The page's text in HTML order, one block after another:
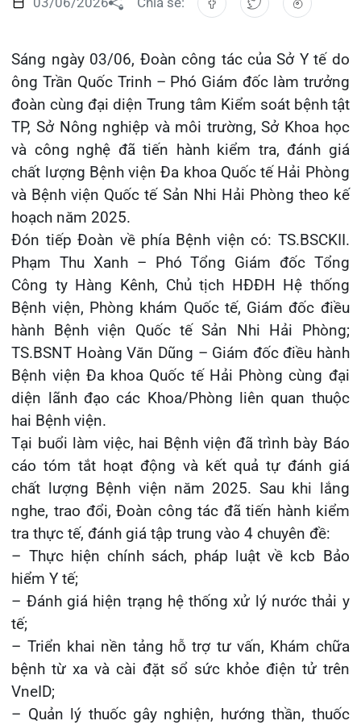
Chăm sóc toàn diện
Khoa Tai Mũi Họng
Khoa Gây Mê hồi sức
Khoa Xét nghiệm
Khoa Dược
Khoa hồi sức Cấp cứu – Hồi sức tích cực
Khoa ngoại Tổng hợp
Khoa ngoại Thận Tiết Niệu Nam học
Khoa ngoại Chấn thương chỉnh hình
Khoa Phục hồi chức năng
Khoa Tim mạch
Khoa Hô hấp – Nội tiết – Bệnh nhiệt đới
Khoa Cơ xương khớp – Thận tiết niệu – Dị
ứng miễn dịch
Khoa Tiêu hóa
Khoa Ung Bướu
Khoa Thần kinh – Đột quỵ
Khoa Thận nhân tạo
Căng tin bệnh viện
Thông tin thẻ BHYT
Hướng dẫn khám
Đội ngũ chăm sóc khách hàng
Căm ơn từ người bệnh
Nhịp cầu nhân ái
Tin tuyển dụng
Video
Tạp chí dược lâm sàng
Đào tạo
Gọi Tổng đài 0225-3955 888
Đặt lịch khám
Tra cứu kết quả xét nghiệm
Tra cứu hóa đơn
ông Trần Quốc Trinh – Phó Giám đốc làm trưởng
và công nghệ đã tiến hành kiểm tra, đánh giá
chất lượng Bệnh viện Đa khoa Quốc tế Hải Phòng
và Bệnh viện Quốc tế Sản Nhi Hải Phòng theo kế
hoạch năm 2025.
Đón tiếp Đoàn về phía Bệnh viện có: TS.BSCKII.
Phạm Thu Xanh – Phó Tổng Giám đốc Tổng
Công ty Hàng Kênh, Chủ tịch HĐĐH Hệ thống
Bệnh viện, Phòng khám Quốc tế, Giám đốc điều
hành Bệnh viện Quốc tế Sản Nhi Hải Phòng;
TS.BSNT Hoàng Văn Dũng – Giám đốc điều hành
Bệnh viện Đa khoa Quốc tế Hải Phòng cùng đại
diện lãnh đạo các Khoa/Phòng liên quan thuộc
hai Bệnh viện.
Tại buổi làm việc, hai Bệnh viện đã trình bày Báo
cáo tóm tắt hoạt động và kết quả tự đánh giá
chất lượng Bệnh viện năm 2025. Sau khi lắng
nghe, trao đổi, Đoàn công tác đã tiến hành kiểm
tra thực tế, đánh giá tập trung vào 4 chuyên đề:
– Thực hiện chính sách, pháp luật về kcb Bảo
hiểm Y tế;
– Đánh giá hiện trạng hệ thống xử lý nước thải y
tế;
– Triển khai nền tảng hỗ trợ tư vấn, Khám chữa
bệnh từ xa và cài đặt sổ sức khỏe điện tử trên
VneID;
– Quản lý thuốc gây nghiện, hướng thần, thuốc
tiền chất.